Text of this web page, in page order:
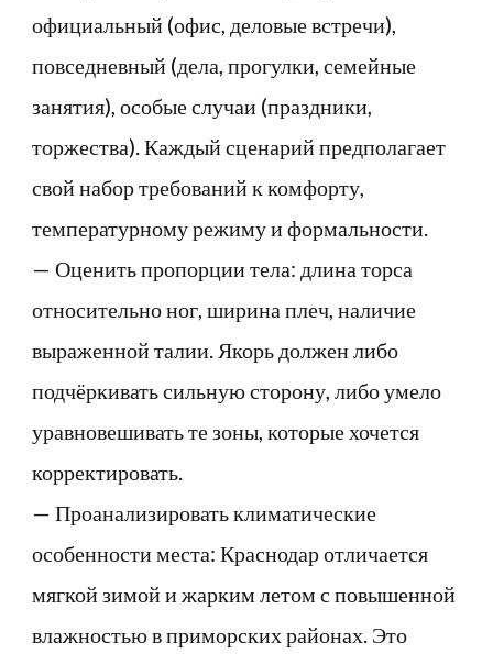
официальный (офис, деловые встречи),
повседневный (дела, прогулки, семейные
занятия), особые случаи (праздники,
торжества). Каждый сценарий предполагает
свой набор требований к комфорту,
температурному режиму и формальности.
— Оценить пропорции тела: длина торса
относительно ног, ширина плеч, наличие
выраженной талии. Якорь должен либо
подчёркивать сильную сторону, либо умело
уравновешивать те зоны, которые хочется
корректировать.
— Проанализировать климатические
особенности места: Краснодар отличается
мягкой зимой и жарким летом с повышенной
влажностью в приморских районах. Это